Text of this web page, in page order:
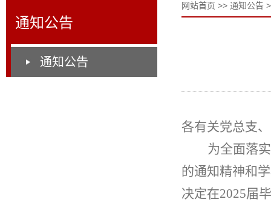
通知公告
通知公告
网站首页 >> 通知公告
各有关党总支
为全面落
的通知精神和
决定在2025届